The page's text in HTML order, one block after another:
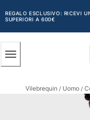
AL
CONTENUTO
PRINCIPALE
REGALO ESCLUSIVO: RICEVI
SUPERIORI A 600€
Vedi tutti i Uomo
Costumi da
Vilebrequin / Uomo /